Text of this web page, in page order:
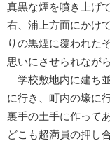
真黒な煙を噴き上げ
右、浦上方面にかけ
りの黒煙に覆われた
思いにさせられなが
学校敷地内に建ち
に行き、町内の壕に
裏手の土手に作って
どこも超満員の押し